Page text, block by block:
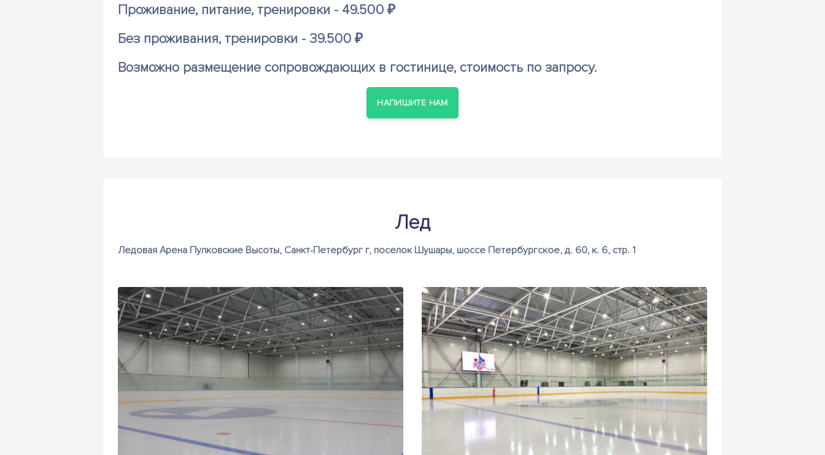
Проживание, питание, тренировки - 49.500 ₽
Без проживания, тренировки - 39.500 ₽
Возможно размещение сопровождающих в гостинице, стоимость по запросу.
НАПИШИТЕ НАМ
Лед
Ледовая Арена Пулковские Высоты, Санкт-Петербург г, поселок Шушары, шоссе Петербургское, д. 60, к. 6, стр. 1